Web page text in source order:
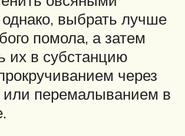
выбрать лучше
помола, а затем
их в субстанцию
через
или перемалыванием в